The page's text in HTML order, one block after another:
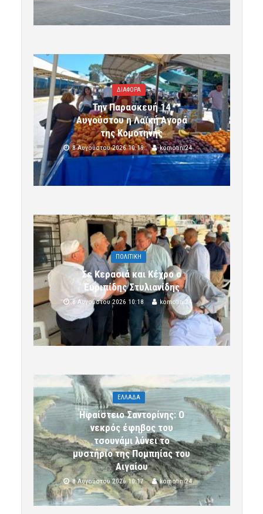
ΔΙΑΦΟΡΑ
Την Παρασκευή 14
Αυγούστου η Λαϊκή Αγορά
της Κομοτηνής
8 Αυγούστου 2026 10:19 komotini24
ΠΟΛΙΤΙΚΗ
Σε Κερασιά και Κέχρο ο
Ευριπίδης Στυλιανίδης
8 Αυγούστου 2026 10:18 komotini24
ΕΛΛΑΔΑ
Ηφαίστειο Σαντορίνης: Ο
νεκρός έφηβος του
τσουνάμι λύνει το
μυστήριο της Πομπηίας του
Αιγαίου
8 Αυγούστου 2026 10:17 komotini24